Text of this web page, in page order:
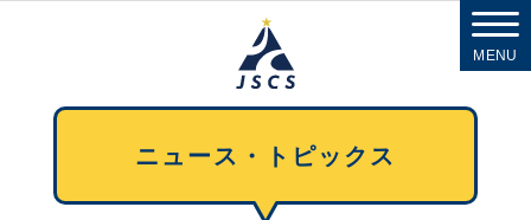
MENU
ニュース・トピックス